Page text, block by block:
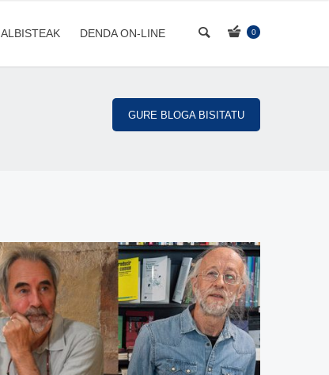
ALBISTEAK DENDA ON-LINE 0
GURE BLOGA BISITATU